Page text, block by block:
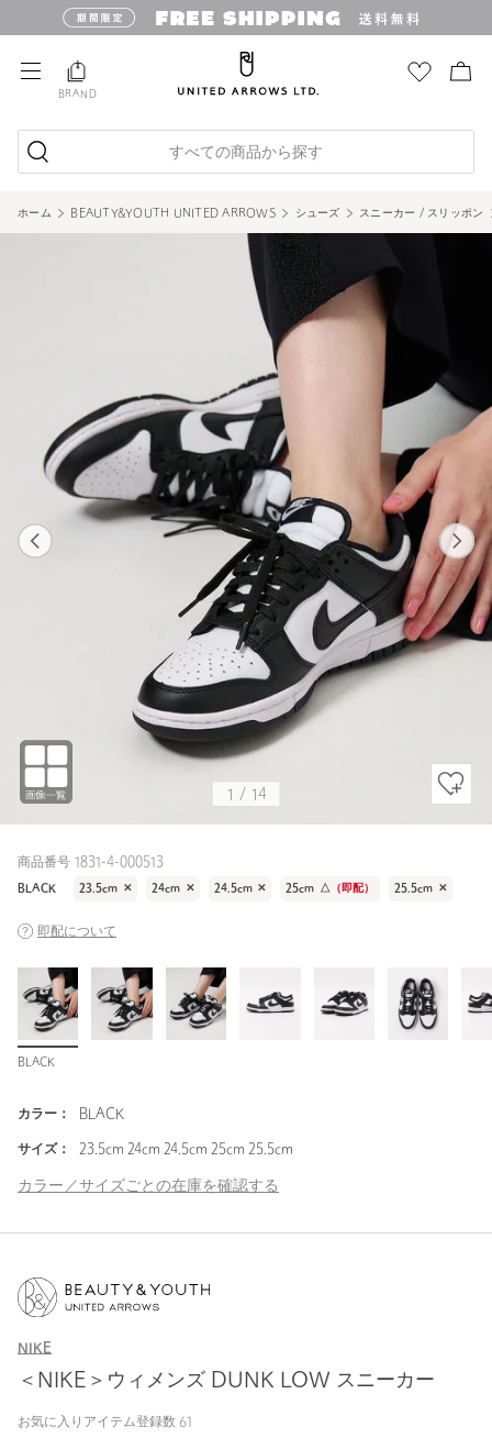
BRAND
すべての商品から探す
ホーム BEAUTY&YOUTH UNITED ARROWS シューズ スニーカー / スリッポン
1 / 14
商品番号 1831-4-000513
BLACK 23.5cm ✕ 24cm ✕ 24.5cm ✕ 25cm △ （即配） 25.5cm ✕
即配について
BLACK
カラー： BLACK
サイズ： 23.5cm 24cm 24.5cm 25cm 25.5cm
カラー／サイズごとの在庫を確認する
NIKE
＜NIKE＞ウィメンズ DUNK LOW スニーカー
お気に入りアイテム登録数 61
1 14
BLACK
1 14